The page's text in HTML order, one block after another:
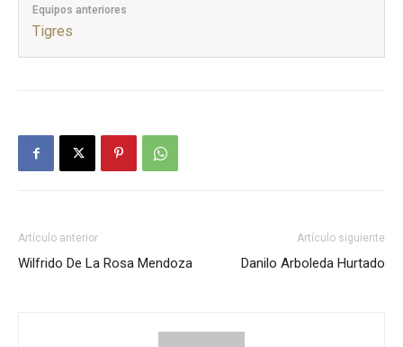
Equipos anteriores
Tigres
Artículo anterior
Wilfrido De La Rosa Mendoza
Artículo siguiente
Danilo Arboleda Hurtado